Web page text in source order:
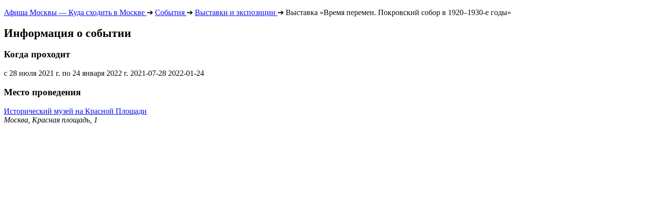
Афиша Москвы — Куда сходить в Москве ➔ События ➔ Выставки и экспозиции ➔ Выставка «Время перемен. Покровский собор в 1920–1930-е годы»
Информация о событии
Когда проходит
с 28 июля 2021 г. по 24 января 2022 г. 2021-07-28 2022-01-24
Место проведения
Исторический музей на Красной Площади
Москва, Красная площадь, 1